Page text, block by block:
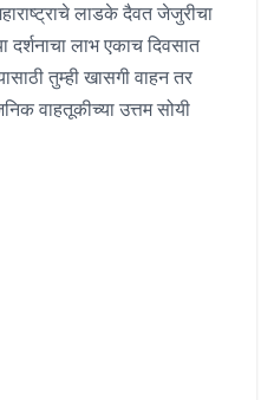
लाडके दैवत जेजुरीचा
दर्शनाचा लाभ एकाच दिवसात
तुम्ही खासगी वाहन तर
वाहतूकीच्या उत्तम सोयी